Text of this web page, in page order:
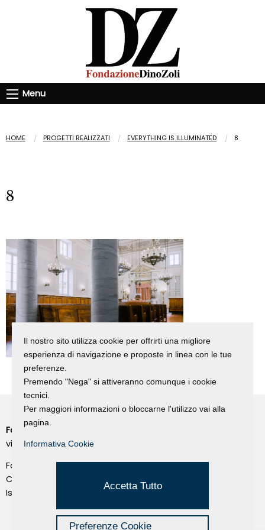
Menu
HOME PROGETTI REALIZZATI EVERYTHING IS ILLUMINATED 8
8
Fondazione Dino Zoli
viale Bologna 288, Forlì
Fondo dot. euro 285.000 i.v.
CF e P.IVA 03692820404
Isc.Reg Per.Giu. n. 10404
Il nostro sito utilizza cookie per offrirti una migliore
esperienza di navigazione e proposte in linea con le tue
preferenze.
Premendo "Nega" si attiveranno comunque i cookie
tecnici.
Per maggiori informazioni o bloccarne l'utilizzo vai alla
pagina.
Informativa Cookie
Accetta Tutto
Preferenze Cookie